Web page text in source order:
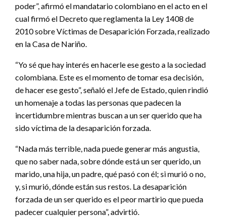
poder”, afirmó el mandatario colombiano en el acto en el
cual firmó el Decreto que reglamenta la Ley 1408 de
2010 sobre Víctimas de Desaparición Forzada, realizado
en la Casa de Nariño.
“Yo sé que hay interés en hacerle ese gesto a la sociedad
colombiana. Este es el momento de tomar esa decisión,
de hacer ese gesto”, señaló el Jefe de Estado, quien rindió
un homenaje a todas las personas que padecen la
incertidumbre mientras buscan a un ser querido que ha
sido víctima de la desaparición forzada.
“Nada más terrible, nada puede generar más angustia,
que no saber nada, sobre dónde está un ser querido, un
marido, una hija, un padre, qué pasó con él; si murió o no,
y, si murió, dónde están sus restos. La desaparición
forzada de un ser querido es el peor martirio que pueda
padecer cualquier persona”, advirtió.